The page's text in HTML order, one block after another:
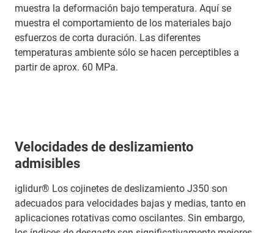
muestra la deformación bajo temperatura. Aquí se
muestra el comportamiento de los materiales bajo
esfuerzos de corta duración. Las diferentes
temperaturas ambiente sólo se hacen perceptibles a
partir de aprox. 60 MPa.
Velocidades de deslizamiento
admisibles
iglidur® Los cojinetes de deslizamiento J350 son
adecuados para velocidades bajas y medias, tanto en
aplicaciones rotativas como oscilantes. Sin embargo,